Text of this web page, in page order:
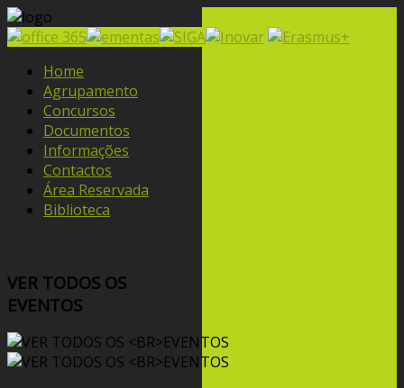
Home
Agrupamento
Concursos
Documentos
Informações
Contactos
Área Reservada
Biblioteca
VER TODOS OS
EVENTOS